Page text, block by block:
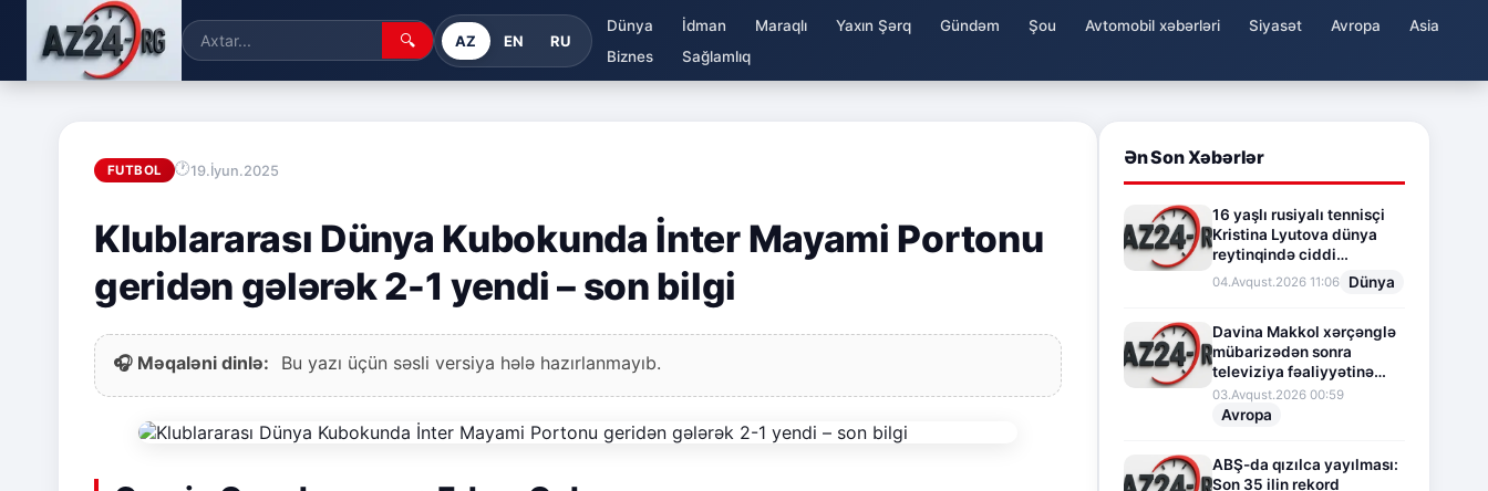
🔍 AZ EN RU
Dünya İdman Maraqlı Yaxın Şərq Gündəm Şou Avtomobil xəbərləri Siyasət Avropa
Asia
Biznes
Sağlamlıq
FUTBOL 19.İyun.2025
Klublararası Dünya Kubokunda İnter Mayami Portonu
geridən gələrək 2-1 yendi – son bilgi
🎧 Məqaləni dinlə: Bu yazı üçün səsli versiya hələ hazırlanmayıb.
Ən Son Xəbərlər
16 yaşlı rusiyalı tennisçi
Kristina Lyutova dünya
reytinqində ciddi
irəliləyişə imza atdı
04.Avqust.2026 11:06 Dünya
Davina Makkol xərçənglə
mübarizədən sonra
televiziya fəaliyyətinə
fasilə verir
03.Avqust.2026 00:59
Avropa
ABŞ-da qızılca yayılması:
Son 35 ilin rekord